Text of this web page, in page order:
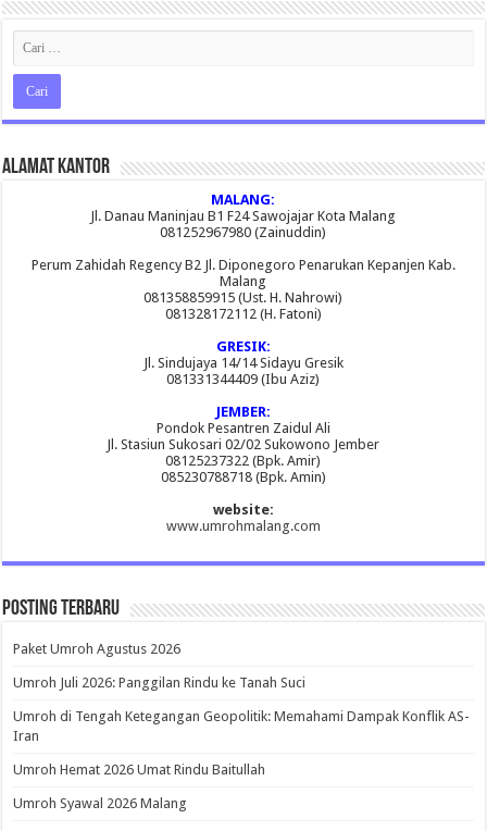
Alamat Kantor
MALANG:
Jl. Danau Maninjau B1 F24 Sawojajar Kota Malang
081252967980 (Zainuddin)
Perum Zahidah Regency B2 Jl. Diponegoro Penarukan Kepanjen Kab.
Malang
081358859915 (Ust. H. Nahrowi)
081328172112 (H. Fatoni)
GRESIK:
Jl. Sindujaya 14/14 Sidayu Gresik
081331344409 (Ibu Aziz)
JEMBER:
Pondok Pesantren Zaidul Ali
Jl. Stasiun Sukosari 02/02 Sukowono Jember
08125237322 (Bpk. Amir)
085230788718 (Bpk. Amin)
website:
www.umrohmalang.com
Posting Terbaru
Paket Umroh Agustus 2026
Umroh Juli 2026: Panggilan Rindu ke Tanah Suci
Umroh di Tengah Ketegangan Geopolitik: Memahami Dampak Konflik AS-
Iran
Umroh Hemat 2026 Umat Rindu Baitullah
Umroh Syawal 2026 Malang